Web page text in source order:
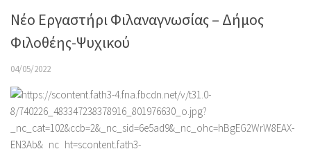
Νέο Εργαστήρι Φιλαναγνωσίας – Δήμος
Φιλοθέης-Ψυχικού
04/05/2022